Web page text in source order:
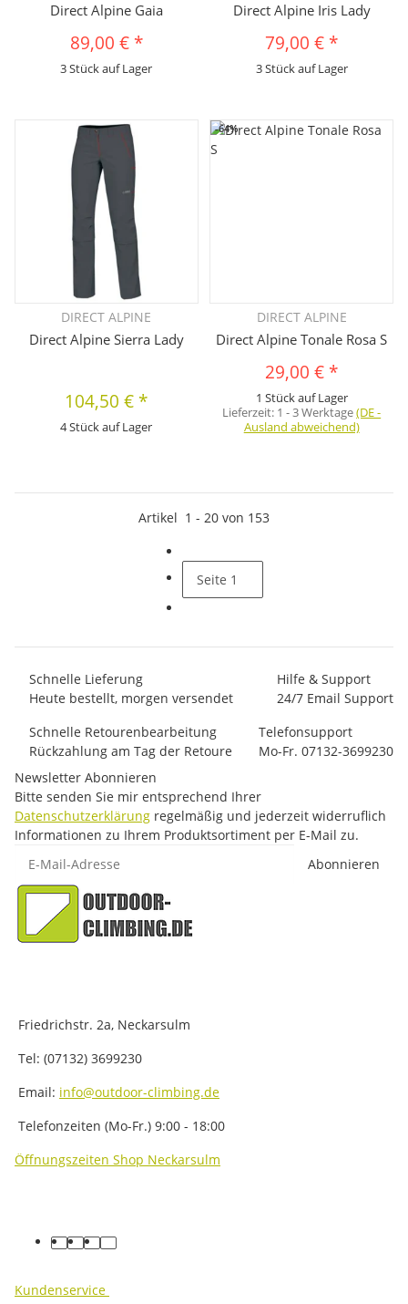
Direct Alpine Gaia
89,00 € *
3 Stück auf Lager
Direct Alpine Iris Lady
79,00 € *
3 Stück auf Lager
DIRECT ALPINE
Direct Alpine Sierra Lady
104,50 € *
4 Stück auf Lager
-64%
DIRECT ALPINE
Direct Alpine Tonale Rosa S
29,00 € *
1 Stück auf Lager
Lieferzeit: 1 - 3 Werktage(DE -
Ausland abweichend)
Artikel 1 - 20 von 153
Seite 1
Schnelle Lieferung
Heute bestellt, morgen versendet
Hilfe & Support
24/7 Email Support
Schnelle Retourenbearbeitung
Rückzahlung am Tag der Retoure
Telefonsupport
Mo-Fr. 07132-3699230
Newsletter Abonnieren
Bitte senden Sie mir entsprechend Ihrer
Datenschutzerklärung regelmäßig und jederzeit widerruflich
Informationen zu Ihrem Produktsortiment per E-Mail zu.
Abonnieren
Friedrichstr. 2a, Neckarsulm
Tel: (07132) 3699230
Email: info@outdoor-climbing.de
Telefonzeiten (Mo-Fr.) 9:00 - 18:00
Öffnungszeiten Shop Neckarsulm
facebook
youtube
instagram
tiktok
Kundenservice